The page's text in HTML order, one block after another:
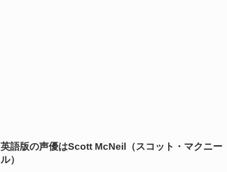
英語版の声優はScott McNeil（スコット・マクニー
ル）